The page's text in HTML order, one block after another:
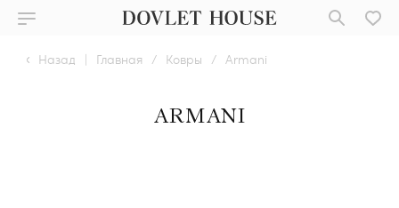
Назад | Главная / Ковры / Armani
ARMANI